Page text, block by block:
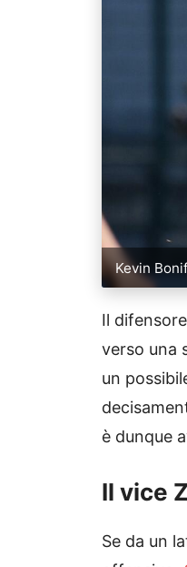
Kevin
Il difensore
verso una
un
è dunque
Il vice
Se da un